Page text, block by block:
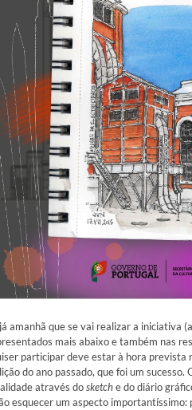
amanhã que se vai realizar a iniciativa
mais abaixo e também nas
participar deve estar à hora prevista
do ano passado, que foi um
através dosketche do diário
esquecer um aspecto